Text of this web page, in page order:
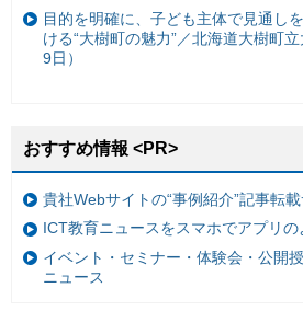
目的を明確に、子ども主体で見通し
ける“大樹町の魅力”／北海道大樹町
9日）
おすすめ情報 <PR>
貴社Webサイトの“事例紹介”記事転
ICT教育ニュースをスマホでアプリ
イベント・セミナー・体験会・公開
ニュース